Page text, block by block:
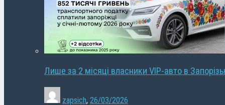
Лише за 2 місяці власники VIP-авто в
zapsich, 26/03/2026